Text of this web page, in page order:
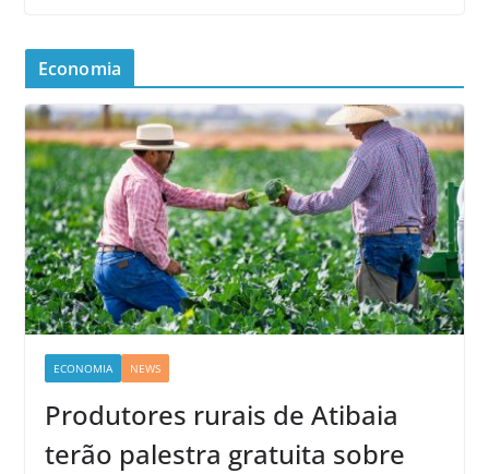
Economia
ECONOMIA NEWS
Produtores rurais de Atibaia
terão palestra gratuita sobre